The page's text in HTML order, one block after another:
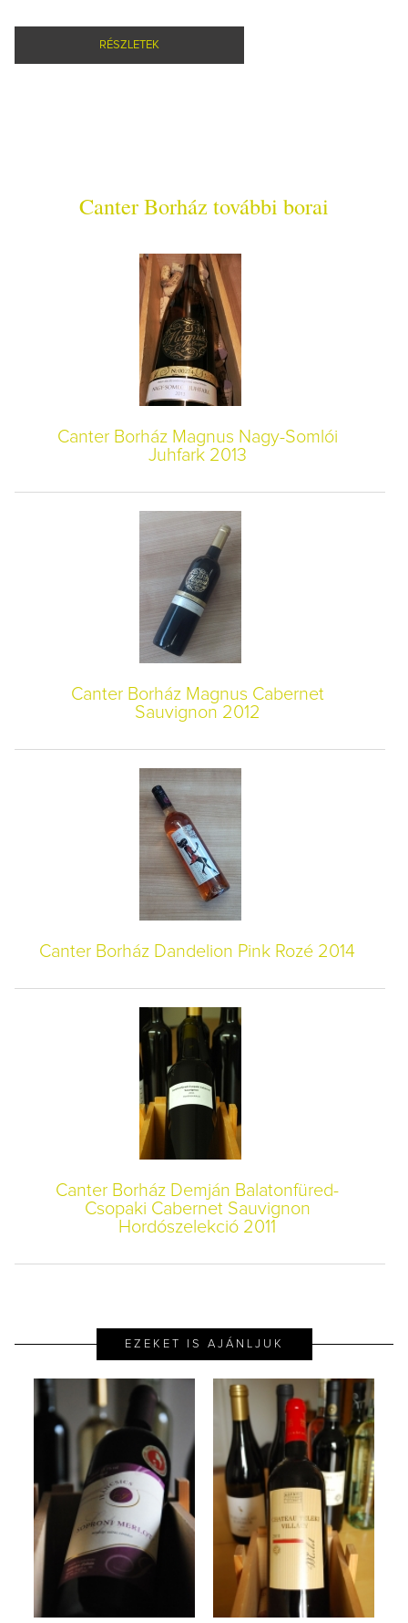
RÉSZLETEK
Canter Borház további borai
Canter Borház Magnus Nagy-Somlói
Juhfark 2013
Canter Borház Magnus Cabernet
Sauvignon 2012
Canter Borház Dandelion Pink Rozé 2014
Canter Borház Demján Balatonfüred-
Csopaki Cabernet Sauvignon
Hordószelekció 2011
EZEKET IS AJÁNLJUK